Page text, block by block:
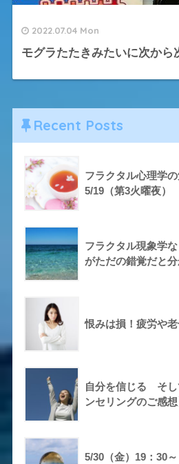
2022.07.04 Mon
モグラたたきみたいに次から
Recent Posts
フラクタル心理学
5/19（第3火曜夜）
フラクタル現象学
がただの錯覚だと
恨みは損！疲労や老
自分を信じる そし
ンセリングのご感想
5/30（金）19：30